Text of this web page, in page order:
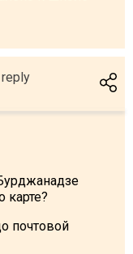
reply
карте?
почтовой